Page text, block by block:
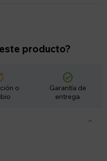
producto?
o
check_circle
Garantía de
entrega